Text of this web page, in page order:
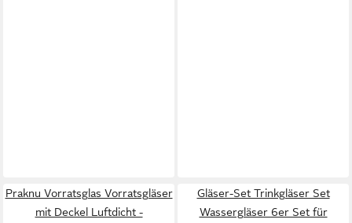
Praknu Vorratsglas Vorratsgläser
mit Deckel Luftdicht -
Gläser-Set Trinkgläser Set
Wassergläser 6er Set für